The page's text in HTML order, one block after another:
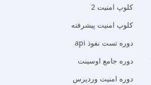
کلوپ امنیت 2
کلوپ امنیت پیشرفته
دوره تست نفوذ api
دوره جامع اوسینت
دوره امنیت وردپرس